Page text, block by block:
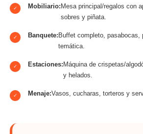
✓ Mobiliario:Mesa principal/regalos con
sobres y piñata.
✓ Banquete:Buffet completo, pasabocas,
temática.
✓ Estaciones:Máquina de crispetas/
y helados.
✓ Menaje:Vasos, cucharas, torteros y